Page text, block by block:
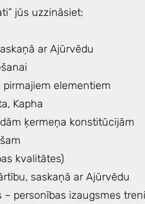
jūs uzzināsiet:
ar Ajūrvēdu
elementiem
Kapha
ķermeņa konstitūcijām
kvalitātes)
saskaņā ar Ajūrvēdu
– personības izaugsmes